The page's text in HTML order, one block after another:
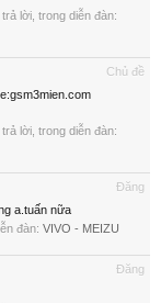
trả lời, trong diễn đàn:
Chủ đề
trả lời, trong diễn đàn:
Đăng
a.tuấn nữa
đàn: VIVO - MEIZU
Đăng